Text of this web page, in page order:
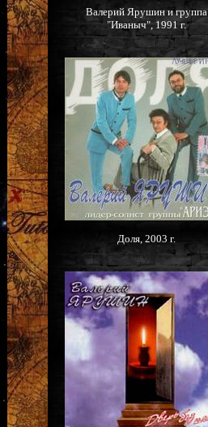
Валерий Ярушин и группа
"Иваныч", 1991 г.
Доля, 2003 г.